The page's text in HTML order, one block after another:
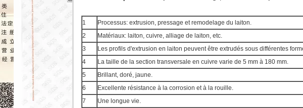
1
Processus: extrusion, pressage et remodelage du laiton.
2
Matériaux: laiton, cuivre, alliage de laiton, etc.
3
Les profils d'extrusion en laiton peuvent être extrudés sous différentes
4
La taille de la section transversale en cuivre varie de 5 mm à 180 mm.
5
Brillant, doré, jaune.
6
Excellente résistance à la corrosion et à la rouille.
7
Une longue vie.